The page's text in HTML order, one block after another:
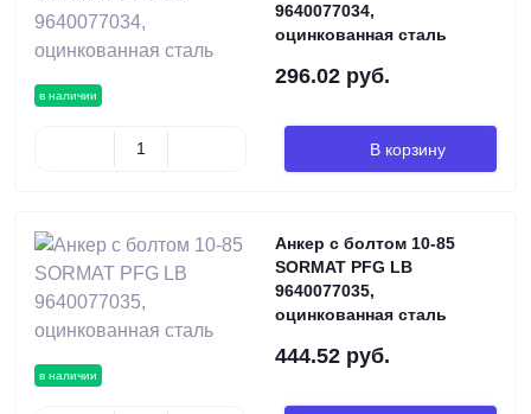
в наличии
9640077034,
оцинкованная сталь
296.02 руб.
В корзину
в наличии
Анкер с болтом 10-85
SORMAT PFG LB
9640077035,
оцинкованная сталь
444.52 руб.